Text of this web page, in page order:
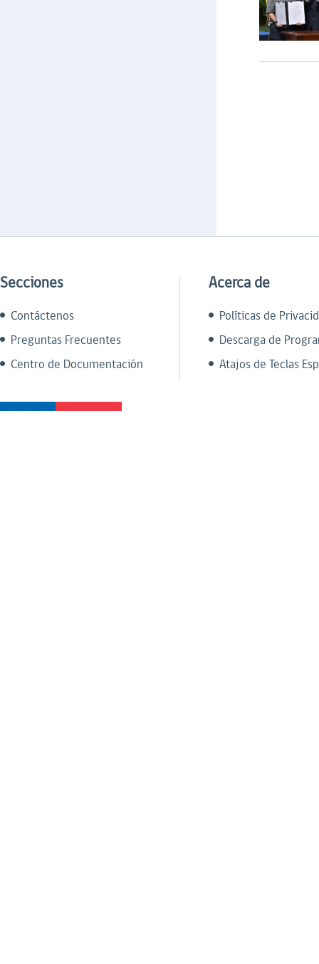
Secciones
Contáctenos
Preguntas Frecuentes
Centro de Documentación
Acerca de
Políticas de
Descarga de
Atajos de Teclas